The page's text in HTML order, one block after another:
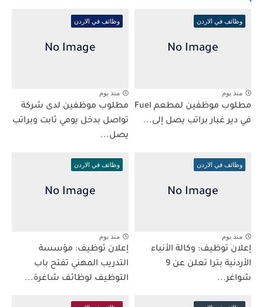
وظائف في الاردن
منذ يوم
مطلوب موظفين لمطعم Fuel
في دير غبار براتب يصل إلى...
وظائف في الاردن
منذ يوم
مطلوب موظفين لدى شركة
تواصل بدخل يومي ثابت وبراتب
يصل...
وظائف في الاردن
منذ يوم
إعلان توظيف: وكالة الأنباء
الأردنية بترا تعلن عن 9
شواغر...
وظائف في الاردن
منذ يوم
إعلان توظيف: مؤسسة
التدريب المهني تفتح باب
التوظيف لوظائف شاغرة...